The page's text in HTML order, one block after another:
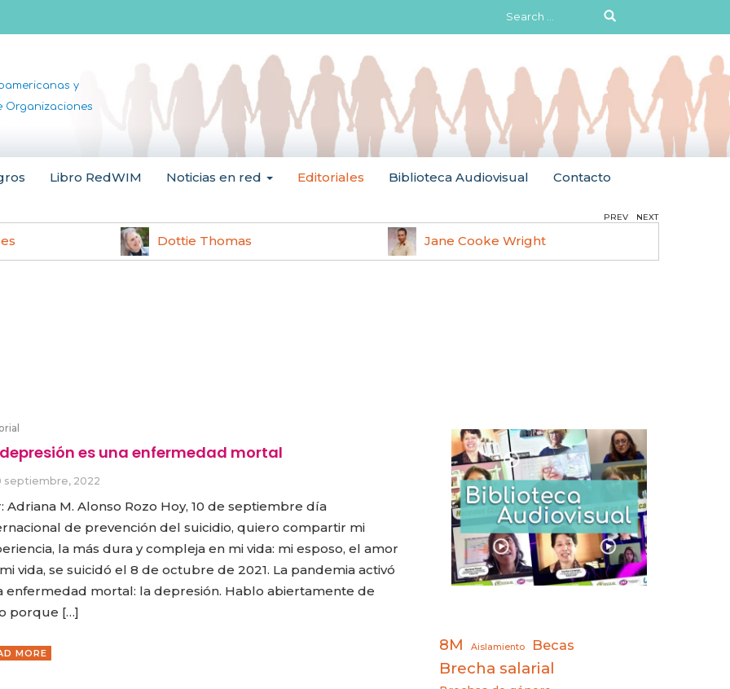
Search
for:
y
Organizaciones
Libro RedWIM Noticias en red Editoriales Biblioteca Audiovisual Contacto
Dottie Thomas Jane Cooke Wright
PREV NEXT
es una enfermedad mortal
septiembre, 2022
Adriana M. Alonso Rozo Hoy, 10 de septiembre día
de prevención del suicidio, quiero compartir mi
la más dura y compleja en mi vida: mi esposo, el amor
vida, se suicidó el 8 de octubre de 2021. La pandemia activó
enfermedad mortal: la depresión. Hablo abiertamente de
porque […]
MORE 8M Aislamiento Becas
Brecha salarial